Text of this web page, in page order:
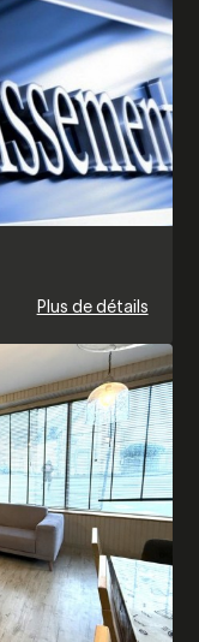
Plus de détails